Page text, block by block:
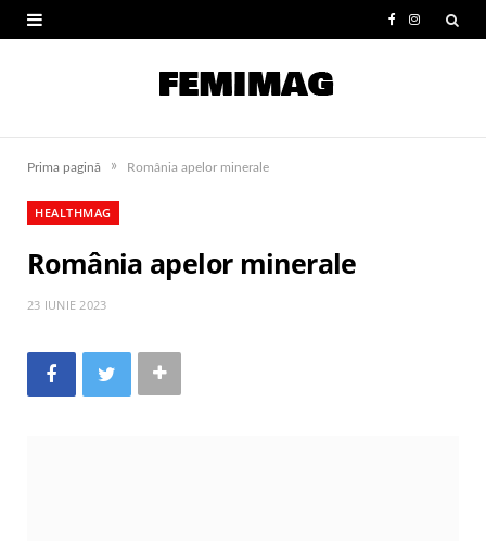
e
I
t
Prima pagină » România apelor minerale
HEALTHMAG
România apelor minerale
23 IUNIE 2023